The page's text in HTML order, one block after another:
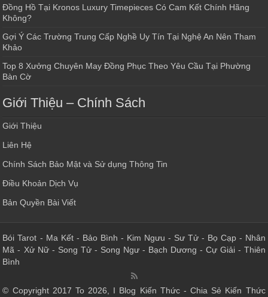
Đồng Hồ Tại Kronos Luxury Timepieces Có Cam Kết Chính Hãng
Không?
Gợi Ý Các Trường Trung Cấp Nghề Uy Tín Tại Nghệ An Nên Tham
Khảo
Top 8 Xưởng Chuyên May Đồng Phục Theo Yêu Cầu Tại Phường
Bàn Cờ
Giới Thiệu – Chính Sách
Giới Thiệu
Liên Hệ
Chính Sách Bảo Mật và Sử dụng Thông Tin
Điều Khoản Dịch Vụ
Bản Quyền Bài Viết
Bói Tarot - Ma Kết- Bảo Bình - Kim Ngưu - Sư Tử- Bọ Cạp- Nhân
Mã - Xử Nữ- Song Tử- Song Ngư- Bạch Dương - Cự Giải- Thiên
Bình
© Copyright 2017 To 2026, I Blog Kiến Thức - Chia Sẻ Kiến Thức